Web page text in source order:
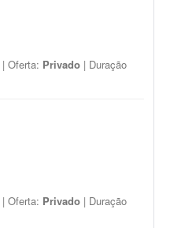
| Oferta: Privado | Duração
| Oferta: Privado | Duração